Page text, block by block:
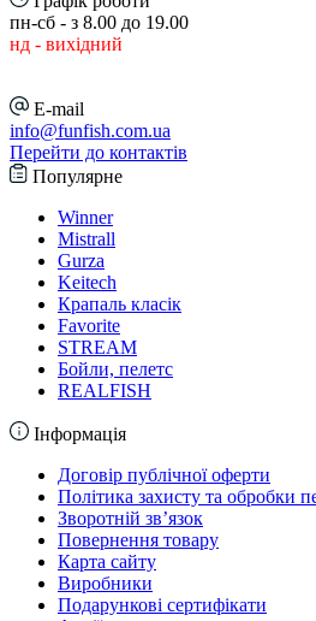
пн-сб - з 8.00 до 19.00
нд - вихідний
E-mail
info@funfish.com.ua
Перейти до контактів
Популярне
Winner
Mistrall
Gurza
Keitech
Крапаль класік
Favorite
STREAM
Бойли, пелетс
REALFISH
Інформація
Договір публічної оферти
Політика захисту та обробки
Зворотній зв’язок
Повернення товару
Карта сайту
Виробники
Подарункові сертифікати